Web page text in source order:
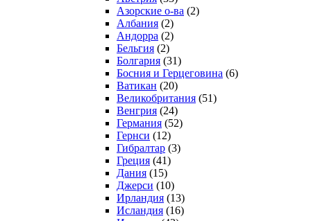
Азорские о-ва (2)
Албания (2)
Андорра (2)
Бельгия (2)
Болгария (31)
Босния и Герцеговина (6)
Ватикан (20)
Великобритания (51)
Венгрия (24)
Германия (52)
Гернси (12)
Гибралтар (3)
Греция (41)
Дания (15)
Джерси (10)
Ирландия (13)
Исландия (16)